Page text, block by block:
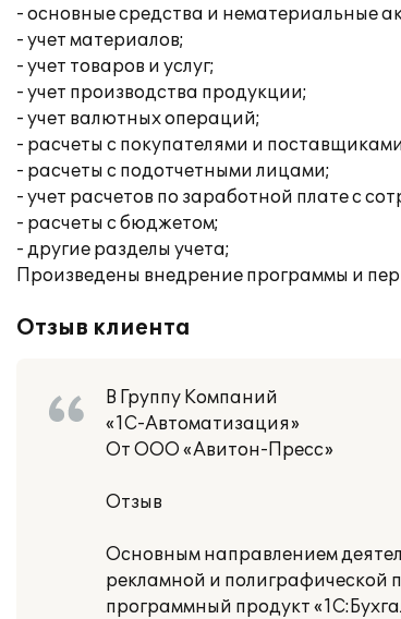
- основные средства и нематериальные
- учет материалов;
- учет товаров и услуг;
- учет производства продукции;
- учет валютных операций;
- расчеты с покупателями и
- расчеты с подотчетными лицами;
- учет расчетов по заработной плате с
- расчеты с бюджетом;
- другие разделы учета;
Произведены внедрение программы и
Отзыв клиента
В Группу Компаний
«1С-Автоматизация»
От ООО «Авитон-Пресс»
Отзыв
Основным направлением
рекламной и полиграфической
программный продукт